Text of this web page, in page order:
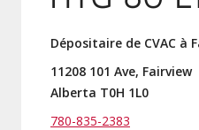
Dépositaire de CVAC à
11208 101 Ave, Fairview
Alberta T0H 1L0
780-835-2383